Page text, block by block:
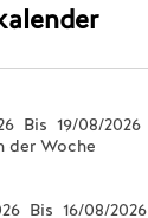
Bis 19/08/2026
der Woche
Bis 16/08/2026